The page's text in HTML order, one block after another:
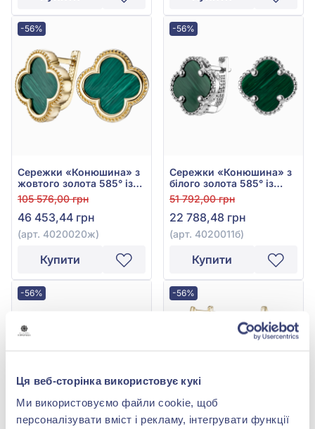
Ця веб-сторінка використовує кукі
Ми використовуємо файли cookie, щоб
персоналізувати вміст і рекламу, інтегрувати функції
-56%
Сережки «Конюшина» з
жовтого золота 585° із
Зеленим Малахітом, арт.
4020020ж
105 576,00 грн
46 453,44 грн
(арт. 4020020ж)
Купити
-56%
Сережки «Конюшина» з
білого золота 585° із
Зеленим Малахітом, арт.
4020011б
51 792,00 грн
22 788,48 грн
(арт. 4020011б)
Купити
-56% -56%